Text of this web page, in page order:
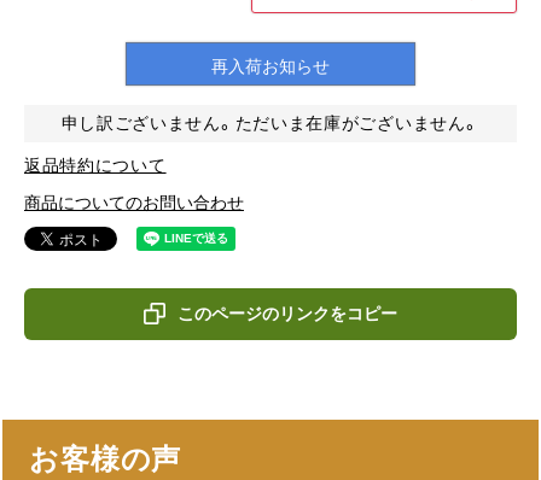
再入荷お知らせ
申し訳ございません。ただいま在庫がございません。
返品特約について
商品についてのお問い合わせ
このページのリンクをコピー
お客様の声